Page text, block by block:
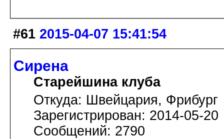
#61 2015-04-07 15:41:54
Сирена
Старейшина клуба
Откуда: Швейцария, Фрибург
Зарегистрирован: 2014-05-20
Сообщений: 2790